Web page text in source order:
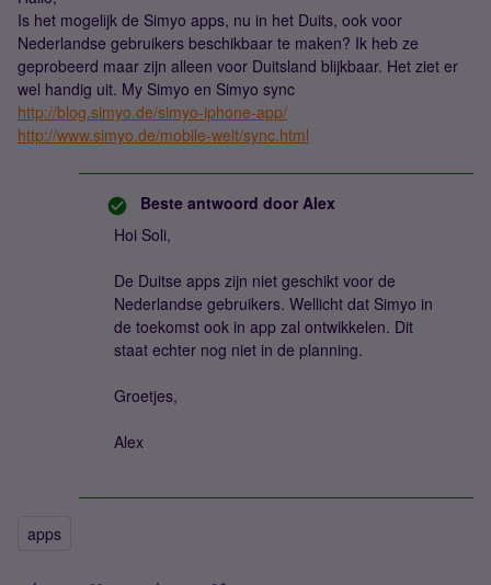
Is het mogelijk de Simyo apps, nu in het Duits, ook voor
Nederlandse gebruikers beschikbaar te maken? Ik heb ze
geprobeerd maar zijn alleen voor Duitsland blijkbaar. Het ziet er
wel handig uit. My Simyo en Simyo sync
http://blog.simyo.de/simyo-iphone-app/
http://www.simyo.de/mobile-welt/sync.html
Beste antwoord door Alex
Hoi Soli,
De Duitse apps zijn niet geschikt voor de
Nederlandse gebruikers. Wellicht dat Simyo in
de toekomst ook in app zal ontwikkelen. Dit
staat echter nog niet in de planning.
Groetjes,
Alex
apps